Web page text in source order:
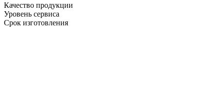
Качество продукции
Уровень сервиса
Срок изготовления